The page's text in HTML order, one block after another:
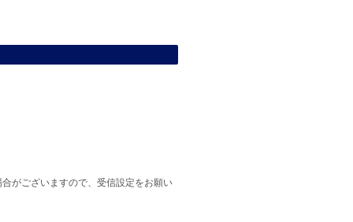
がございますので、受信設定をお願い